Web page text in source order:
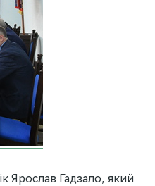
Ярослав Гадзало, який